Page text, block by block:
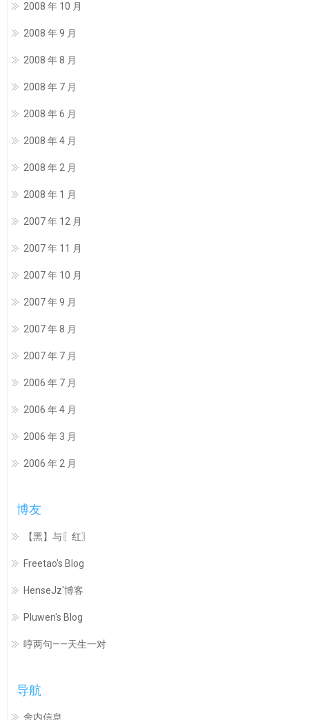
2008 年 10 月
2008 年 9 月
2008 年 8 月
2008 年 7 月
2008 年 6 月
2008 年 4 月
2008 年 2 月
2008 年 1 月
2007 年 12 月
2007 年 11 月
2007 年 10 月
2007 年 9 月
2007 年 8 月
2007 年 7 月
2006 年 7 月
2006 年 4 月
2006 年 3 月
2006 年 2 月
博友
【黑】与〖红〗
Freetao's Blog
HenseJz'博客
Pluwen's Blog
哼两句——天生一对
导航
舍内信息